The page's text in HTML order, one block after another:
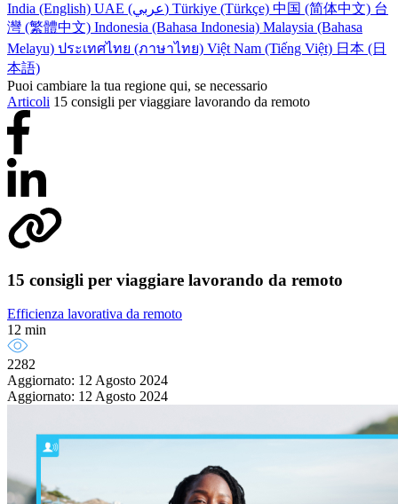
India (English)
UAE (عربي) Türkiye (Türkçe) 中国 (简体中文) 台
灣 (繁體中文) Indonesia (Bahasa Indonesia) Malaysia (Bahasa
Melayu) ประเทศไทย (ภาษาไทย) Việt Nam (Tiếng Việt) 日本 (日
本語)
Puoi cambiare la tua regione qui, se necessario
Articoli 15 consigli per viaggiare lavorando da remoto
15 consigli per viaggiare lavorando da remoto
Efficienza lavorativa da remoto
12 min
2282
Aggiornato: 12 Agosto 2024
Aggiornato: 12 Agosto 2024